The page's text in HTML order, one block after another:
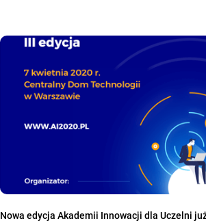
Nowa edycja Akademii Innowacji dla Uczelni